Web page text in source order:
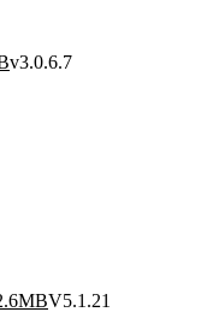
v3.0.6.7
V5.1.21